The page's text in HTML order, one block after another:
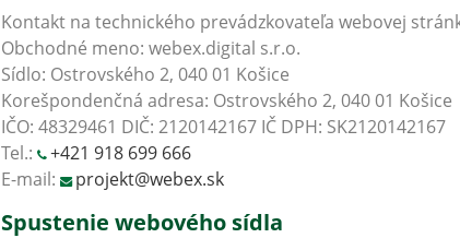
Kontakt na technického prevádzkovateľa webovej
Obchodné meno: webex.digital s.r.o.
Sídlo: Ostrovského 2, 040 01 Košice
Korešpondenčná adresa: Ostrovského 2, 040 01 Košice
IČO: 48329461 DIČ: 2120142167 IČ DPH: SK2120142167
Tel.:
+421 918 699 666
E-mail:
projekt@webex.sk
Spustenie webového sídla